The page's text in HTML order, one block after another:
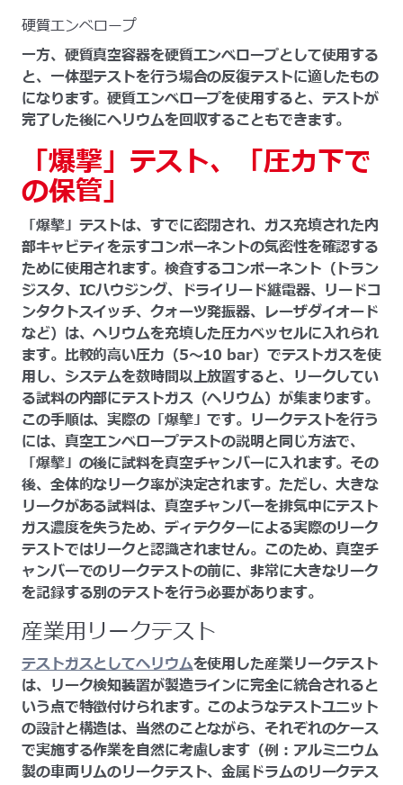
硬質エンベロープ
一方、硬質真空容器を硬質エンベロープとして使用する
と、一体型テストを行う場合の反復テストに適したもの
になります。硬質エンベロープを使用すると、テストが
完了した後にヘリウムを回収することもできます。
「爆撃」テスト、「圧力下で
の保管」
「爆撃」テストは、すでに密閉され、ガス充填された内
部キャビティを示すコンポーネントの気密性を確認する
ために使用されます。検査するコンポーネント（トラン
ジスタ、ICハウジング、ドライリード継電器、リードコ
ンタクトスイッチ、クォーツ発振器、レーザダイオード
など）は、ヘリウムを充填した圧力ベッセルに入れられ
ます。比較的高い圧力（5～10 bar）でテストガスを使
用し、システムを数時間以上放置すると、リークしてい
る試料の内部にテストガス（ヘリウム）が集まります。
この手順は、実際の「爆撃」です。リークテストを行う
には、真空エンベロープテストの説明と同じ方法で、
「爆撃」の後に試料を真空チャンバーに入れます。その
後、全体的なリーク率が決定されます。ただし、大きな
リークがある試料は、真空チャンバーを排気中にテスト
ガス濃度を失うため、ディテクターによる実際のリーク
テストではリークと認識されません。このため、真空チ
ャンバーでのリークテストの前に、非常に大きなリーク
を記録する別のテストを行う必要があります。
産業用リークテスト
テストガスとしてヘリウムを使用した産業リークテスト
は、リーク検知装置が製造ラインに完全に統合されると
いう点で特徴付けられます。このようなテストユニット
の設計と構造は、当然のことながら、それぞれのケース
で実施する作業を自然に考慮します（例：アルミニウム
製の車両リムのリークテスト、金属ドラムのリークテス